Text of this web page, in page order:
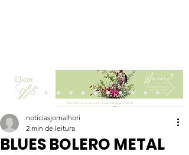
Clicar
BLUES BOLERO METAL
noticiasjornalhori
2 min de leitura